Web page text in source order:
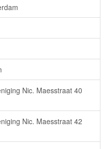
Nic. Maesstraat 40
Nic. Maesstraat 42